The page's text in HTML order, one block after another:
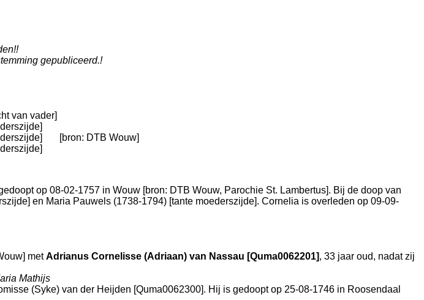
gepubliceerd.!
van vader]
[bron: DTB Wouw]
op 08-02-1757 in Wouw [bron: DTB Wouw, Parochie St. Lambertus]. Bij de doop van
en Maria Pauwels (1738-1794) [tante moederszijde]. Cornelia is overleden op 09-09-
] metAdrianus Cornelisse (Adriaan) van Nassau [Quma0062201], 33 jaar oud, nadat zij
Mathijs
(Syke) van der Heijden [Quma0062300]. Hij is gedoopt op 25-08-1746 in Roosendaal